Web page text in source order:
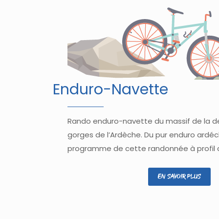
Enduro-Navette
Rando enduro-navette du massif de la
gorges de l’Ardèche. Du pur enduro
programme de cette randonnée à profil
En savoir plus